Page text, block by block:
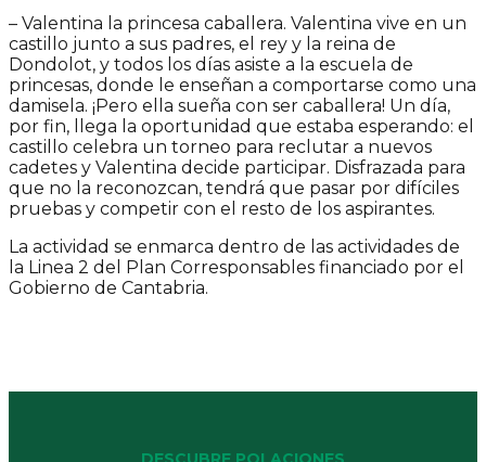
– Valentina la princesa caballera. Valentina vive en un
castillo junto a sus padres, el rey y la reina de
Dondolot, y todos los días asiste a la escuela de
princesas, donde le enseñan a comportarse como una
damisela. ¡Pero ella sueña con ser caballera! Un día,
por fin, llega la oportunidad que estaba esperando: el
castillo celebra un torneo para reclutar a nuevos
cadetes y Valentina decide participar. Disfrazada para
que no la reconozcan, tendrá que pasar por difíciles
pruebas y competir con el resto de los aspirantes.
La actividad se enmarca dentro de las actividades de
la Linea 2 del Plan Corresponsables financiado por el
Gobierno de Cantabria.